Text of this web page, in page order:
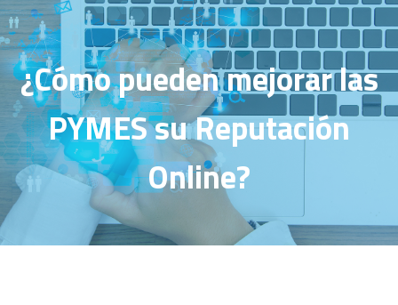
¿Cómo pueden mejorar las
PYMES su Reputación
Online?